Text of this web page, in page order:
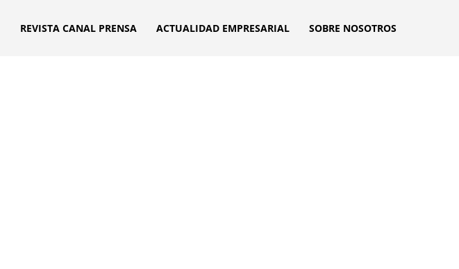
REVISTA CANAL PRENSA ACTUALIDAD EMPRESARIAL SOBRE NOSOTROS